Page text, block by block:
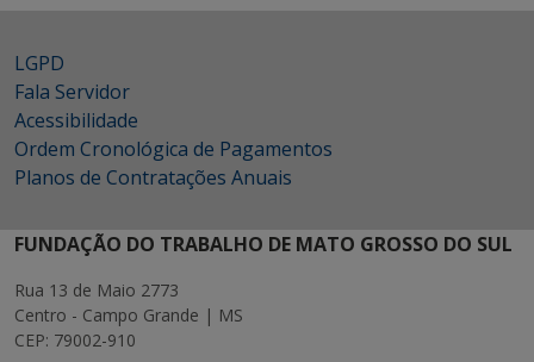
LGPD
Fala Servidor
Acessibilidade
Ordem Cronológica de Pagamentos
Planos de Contratações Anuais
FUNDAÇÃO DO TRABALHO DE MATO GROSSO DO SUL
Rua 13 de Maio 2773
Centro - Campo Grande | MS
CEP: 79002-910